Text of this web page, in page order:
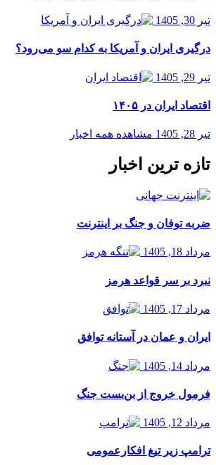
تیر 30, 1405
درگیری ایران و آمریکا به کدام سو می‌رود؟
تیر 29, 1405
اقتصاد ایران در ۱۴۰۵
تیر 28, 1405 مشاهده همه اخبار
تازه ترین اخبار
ضربه توفان و جنگ بر اینترنت
مرداد 18, 1405
نبرد بر سر قواعد هرمز
مرداد 17, 1405
ایران و عمان در آستانه توافق
مرداد 14, 1405
فرمول خروج از بن‌بست جنگ
مرداد 12, 1405
ترامپ زیر تیغ افکارعمومی